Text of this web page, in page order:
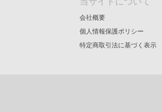
会社概要
個人情報保護ポリシー
特定商取引法に基づく表示